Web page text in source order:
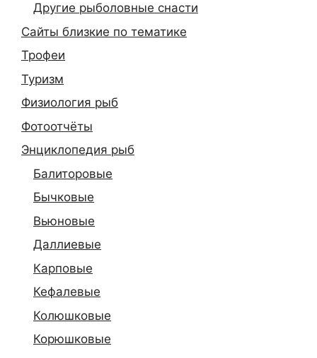
Другие рыболовные снасти
Сайты близкие по тематике
Трофеи
Туризм
Физиология рыб
Фотоотчёты
Энциклопедия рыб
Балиторовые
Бычковые
Вьюновые
Даллиевые
Карповые
Кефалевые
Колюшковые
Корюшковые